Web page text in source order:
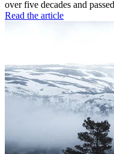
over five decades and
Read the article